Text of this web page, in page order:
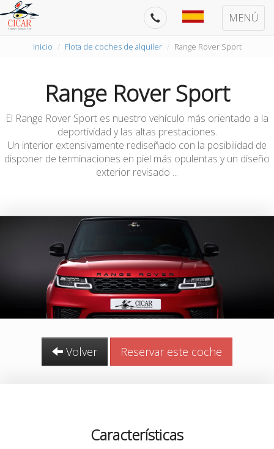
MENÚ
Inicio Flota de coches de alquiler Range Rover Sport
Range Rover Sport
El Range Rover Sport es nuestro vehículo más orientado a la
deportividad y las altas prestaciones.
Un interior extensivamente rediseñado con la posibilidad de
disponer de terminaciones en piel más opulentas y un diseño
exterior revisado ...
Volver Reservar este coche
Características